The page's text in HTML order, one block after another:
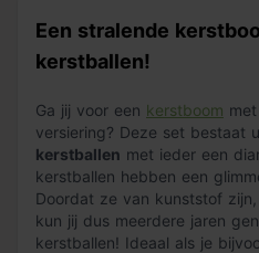
Een stralende
kerstballen!
Ga jij voor een kerstboom
versiering? Deze set bestaat
kerstballen met ieder een
kerstballen hebben een
Doordat ze van kunststof
kun jij dus meerdere jaren
kerstballen! Ideaal als je